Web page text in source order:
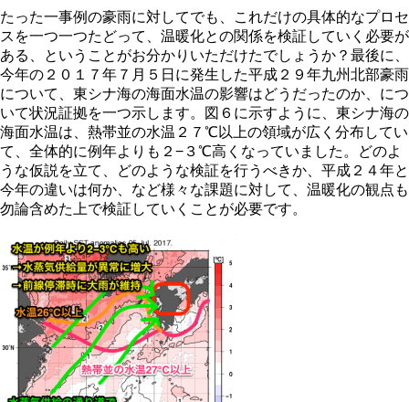
たった一事例の豪雨に対してでも、これだけの具体的なプロセ
スを一つ一つたどって、温暖化との関係を検証していく必要が
ある、ということがお分かりいただけたでしょうか？最後に、
今年の２０１７年７月５日に発生した平成２９年九州北部豪雨
について、東シナ海の海面水温の影響はどうだったのか、につ
いて状況証拠を一つ示します。図６に示すように、東シナ海の
海面水温は、熱帯並の水温２７℃以上の領域が広く分布してい
て、全体的に例年よりも２−３℃高くなっていました。どのよ
うな仮説を立て、どのような検証を行うべきか、平成２４年と
今年の違いは何か、など様々な課題に対して、温暖化の観点も
勿論含めた上で検証していくことが必要です。